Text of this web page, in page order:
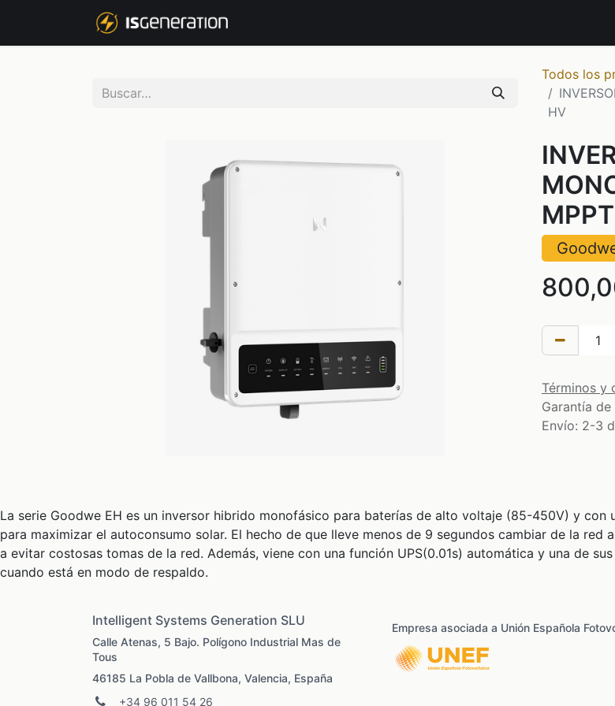
Todos los
HV
Términos y
Garantía
Envío: 2-3
La serie Goodwe EH es un inversor hibrido monofásico para baterías de alto voltaje (85-450V) y
para maximizar el autoconsumo solar. El hecho de que lleve menos de 9 segundos cambiar de la
a evitar costosas tomas de la red. Además, viene con una función UPS(0.01s) automática y una de
cuando está en modo de respaldo.
Intelligent Systems Generation SLU
Calle Atenas, 5 Bajo. Polígono Industrial Mas de
Tous
46185 La Pobla de Vallbona, Valencia, España
+34 96 011 54 26
Empresa asociada a Unión Española